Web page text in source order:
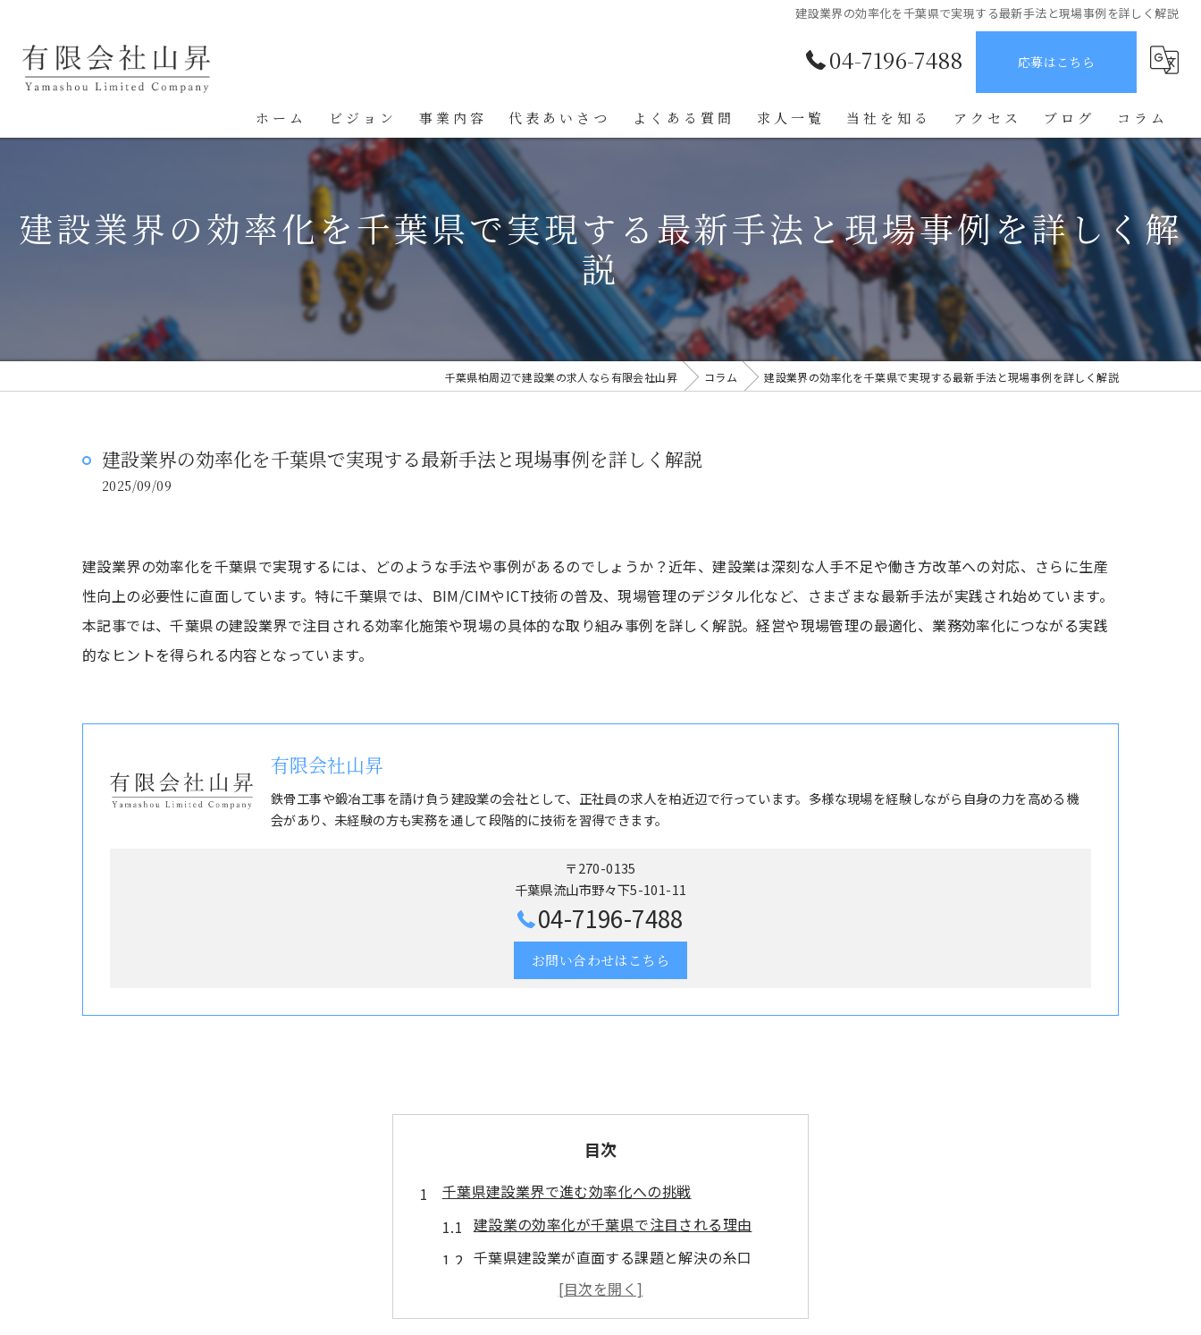
建設業界の効率化を千葉県で実現する最新手法と現場事例を詳しく解説
04-7196-7488 応募はこちら
ホーム ビジョン 事業内容 代表あいさつ よくある質問 求人一覧 当社を知る
鉄骨鳶
正社員
学歴不問
アクセス ブログ コラム
建設業界の効率化を千葉県で実現する最新手法と現場事例を詳しく解
説
千葉県柏周辺で建設業の求人なら有限会社山昇 コラム 建設業界の効率化を千葉県で実現する最新手法と現場事例を詳しく解説
建設業界の効率化を千葉県で実現する最新手法と現場事例を詳しく解説
2025/09/09
建設業界の効率化を千葉県で実現するには、どのような手法や事例があるのでしょうか？近年、建設業は深刻な人手不足や働き方改革への対応、さらに生産
性向上の必要性に直面しています。特に千葉県では、BIM/CIMやICT技術の普及、現場管理のデジタル化など、さまざまな最新手法が実践され始めています。
本記事では、千葉県の建設業界で注目される効率化施策や現場の具体的な取り組み事例を詳しく解説。経営や現場管理の最適化、業務効率化につながる実践
的なヒントを得られる内容となっています。
有限会社山昇
鉄骨工事や鍛冶工事を請け負う建設業の会社として、正社員の求人を柏近辺で行っています。多様な現場を経験しながら自身の力を高める機
会があり、未経験の方も実務を通して段階的に技術を習得できます。
〒270-0135
千葉県流山市野々下5-101-11
04-7196-7488
お問い合わせはこちら
目次
千葉県建設業界で進む効率化への挑戦
建設業の効率化が千葉県で注目される理由
千葉県建設業が直面する課題と解決の糸口
効率化に向けた建設業の現場改革の重要性
千葉県の建設業界に広がる最新の動向とは